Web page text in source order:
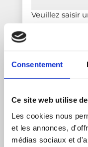
Consentement
Ce site web utilise
Les cookies nous
et les annonces,
médias sociaux et
Veuillez saisir
Veuillez saisir
2024.